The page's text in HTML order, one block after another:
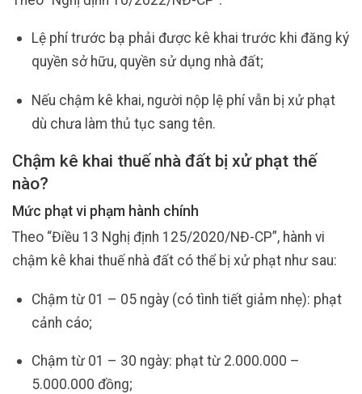
Lệ phí trước bạ phải được kê khai trước khi đăng ký
quyền sở hữu, quyền sử dụng nhà đất;
Nếu chậm kê khai, người nộp lệ phí vẫn bị xử phạt
dù chưa làm thủ tục sang tên.
Chậm kê khai thuế nhà đất bị xử phạt thế
nào?
Mức phạt vi phạm hành chính
Theo “Điều 13 Nghị định 125/2020/NĐ-CP”, hành vi
chậm kê khai thuế nhà đất có thể bị xử phạt như sau:
Chậm từ 01 – 05 ngày (có tình tiết giảm nhẹ): phạt
cảnh cáo;
Chậm từ 01 – 30 ngày: phạt từ 2.000.000 –
5.000.000 đồng;